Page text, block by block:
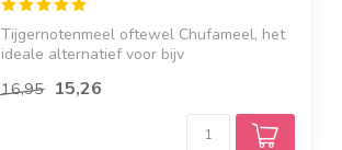
Tijgernotenmeel oftewel Chufameel, het
ideale alternatief voor bijv
16,95 15,26